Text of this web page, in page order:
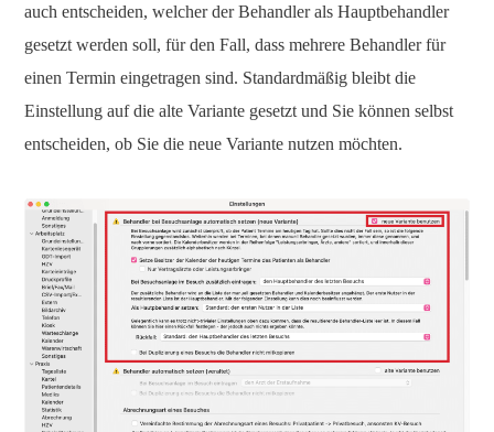
auch entscheiden, welcher der Behandler als Hauptbehandler
gesetzt werden soll, für den Fall, dass mehrere Behandler für
einen Termin eingetragen sind. Standardmäßig bleibt die
Einstellung auf die alte Variante gesetzt und Sie können selbst
entscheiden, ob Sie die neue Variante nutzen möchten.